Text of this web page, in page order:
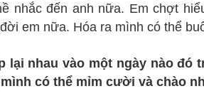
nhắc đến anh nữa. Em chợt
em nữa. Hóa ra mình có thể
lại nhau vào một ngày nào đó
có thể mỉm cười và chào